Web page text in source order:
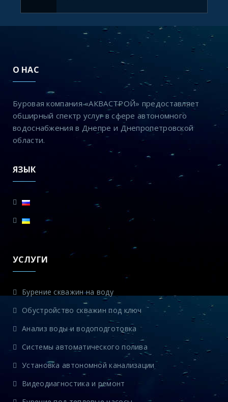
О НАС
Буровая компания «АКВАСТРОЙ» предоставляет
обширный спектр услуг в сфере автономного
водоснабжения в Днепре и Днепропетровской
области.
ЯЗЫК
УСЛУГИ
Бурение скважин на воду
Обустройство скважин под ключ
Анализ воды и водоподготовка
Системы автоматического полива
Установка автономной канализации
Видеодиагностика и ремонт